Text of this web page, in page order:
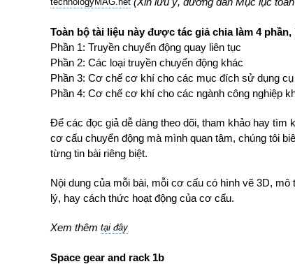
Toàn bộ tài liệu này được tác giả chia làm 4 phần,
Phần 1: Truyền chuyển động quay liên tục
Phần 2: Các loại truyền chuyển động khác
Phần 3: Cơ chế cơ khí cho các mục đích sử dụng cụ
Phần 4: Cơ chế cơ khí cho các ngành công nghiệp
Để các đọc giả dễ dàng theo dõi, tham khảo hay
cơ cấu chuyển động mà mình quan tâm, chúng tôi
từng tin bài riêng biệt.
Nội dung của mỗi bài, mỗi cơ cấu có hình vẽ 3D,
lý, hay cách thức hoạt động của cơ cấu.
Xem thêm tại đây
Space gear and rack 1b